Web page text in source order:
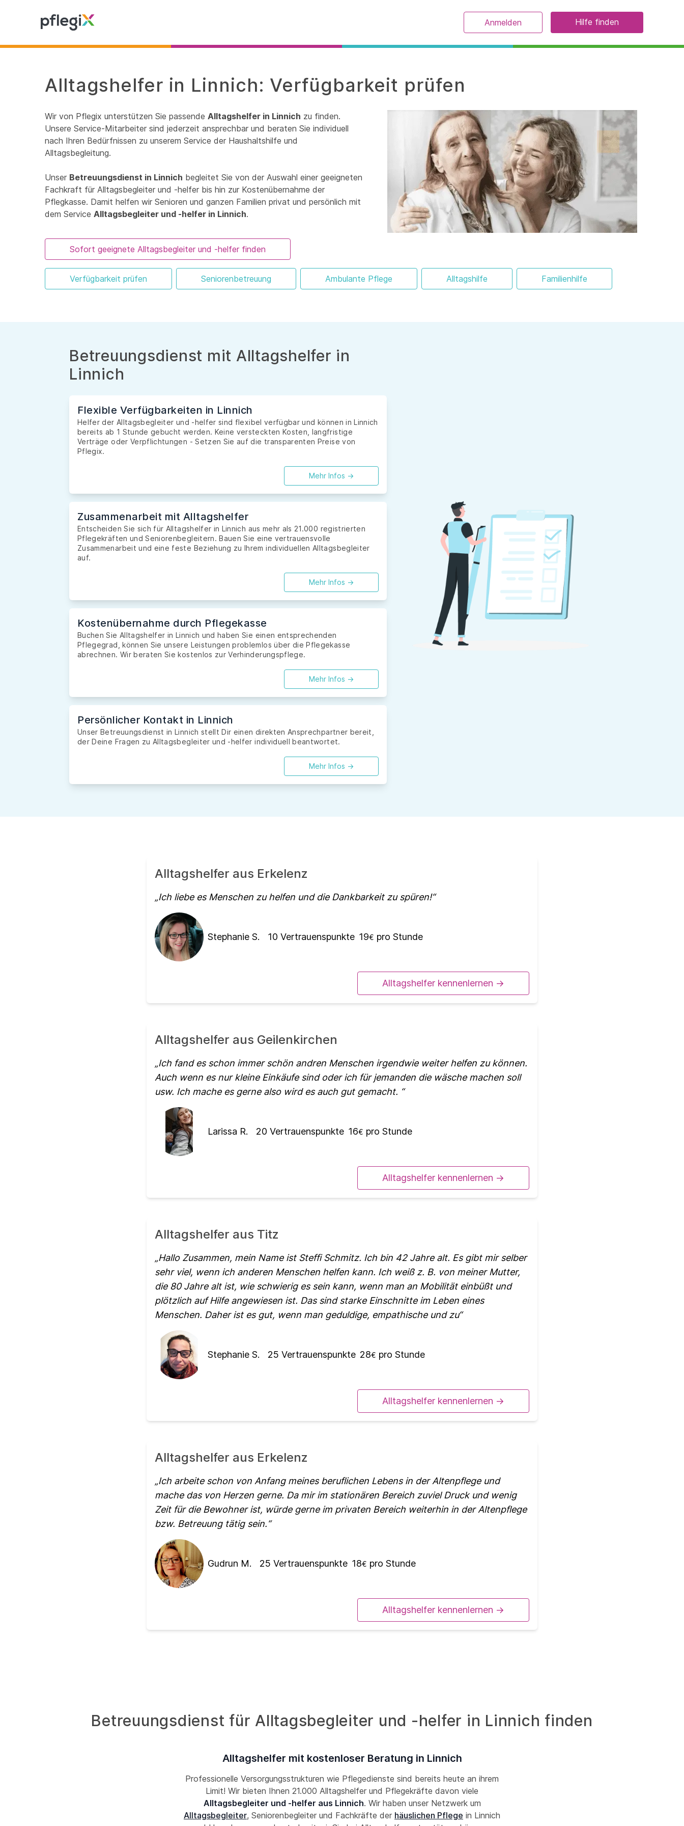
Anmelden Hilfe finden
Alltagshelfer in Linnich: Verfügbarkeit prüfen
Wir von Pflegix unterstützen Sie passende Alltagshelfer in Linnich zu finden.
Unsere Service-Mitarbeiter sind jederzeit ansprechbar und beraten Sie individuell
nach Ihren Bedürfnissen zu unserem Service der Haushaltshilfe und
Alltagsbegleitung.
Unser Betreuungsdienst in Linnich begleitet Sie von der Auswahl einer geeigneten
Fachkraft für Alltagsbegleiter und -helfer bis hin zur Kostenübernahme der
Pflegkasse. Damit helfen wir Senioren und ganzen Familien privat und persönlich mit
dem Service Alltagsbegleiter und -helfer in Linnich.
Sofort geeignete Alltagsbegleiter und -helfer finden
Verfügbarkeit prüfen Seniorenbetreuung Ambulante Pflege Alltagshilfe Familienhilfe
Betreuungsdienst mit Alltagshelfer in
Linnich
Flexible Verfügbarkeiten in Linnich
Helfer der Alltagsbegleiter und -helfer sind flexibel verfügbar und können in Linnich
bereits ab 1 Stunde gebucht werden. Keine versteckten Kosten, langfristige
Verträge oder Verpflichtungen - Setzen Sie auf die transparenten Preise von
Pflegix.
Mehr Infos ->
Zusammenarbeit mit Alltagshelfer
Entscheiden Sie sich für Alltagshelfer in Linnich aus mehr als 21.000 registrierten
Pflegekräften und Seniorenbegleitern. Bauen Sie eine vertrauensvolle
Zusammenarbeit und eine feste Beziehung zu Ihrem individuellen Alltagsbegleiter
auf.
Mehr Infos ->
Kostenübernahme durch Pflegekasse
Buchen Sie Alltagshelfer in Linnich und haben Sie einen entsprechenden
Pflegegrad, können Sie unsere Leistungen problemlos über die Pflegekasse
abrechnen. Wir beraten Sie kostenlos zur Verhinderungspflege.
Mehr Infos ->
Persönlicher Kontakt in Linnich
Unser Betreuungsdienst in Linnich stellt Dir einen direkten Ansprechpartner bereit,
der Deine Fragen zu Alltagsbegleiter und -helfer individuell beantwortet.
Mehr Infos ->
Alltagshelfer aus Erkelenz
Ich liebe es Menschen zu helfen und die Dankbarkeit zu spüren!
Stephanie S. 10 Vertrauenspunkte 19€ pro Stunde
Alltagshelfer kennenlernen ->
Alltagshelfer aus Geilenkirchen
Ich fand es schon immer schön andren Menschen irgendwie weiter helfen zu können.
Auch wenn es nur kleine Einkäufe sind oder ich für jemanden die wäsche machen soll
usw. Ich mache es gerne also wird es auch gut gemacht.
Larissa R. 20 Vertrauenspunkte 16€ pro Stunde
Alltagshelfer kennenlernen ->
Alltagshelfer aus Titz
Hallo Zusammen, mein Name ist Steffi Schmitz. Ich bin 42 Jahre alt. Es gibt mir selber
sehr viel, wenn ich anderen Menschen helfen kann. Ich weiß z. B. von meiner Mutter,
die 80 Jahre alt ist, wie schwierig es sein kann, wenn man an Mobilität einbüßt und
plötzlich auf Hilfe angewiesen ist. Das sind starke Einschnitte im Leben eines
Menschen. Daher ist es gut, wenn man geduldige, empathische und zu
Stephanie S. 25 Vertrauenspunkte 28€ pro Stunde
Alltagshelfer kennenlernen ->
Alltagshelfer aus Erkelenz
Ich arbeite schon von Anfang meines beruflichen Lebens in der Altenpflege und
mache das von Herzen gerne. Da mir im stationären Bereich zuviel Druck und wenig
Zeit für die Bewohner ist, würde gerne im privaten Bereich weiterhin in der Altenpflege
bzw. Betreuung tätig sein.
Gudrun M. 25 Vertrauenspunkte 18€ pro Stunde
Alltagshelfer kennenlernen ->
Betreuungsdienst für Alltagsbegleiter und -helfer in Linnich finden
Alltagshelfer mit kostenloser Beratung in Linnich
Professionelle Versorgungsstrukturen wie Pflegedienste sind bereits heute an ihrem
Limit! Wir bieten Ihnen 21.000 Alltagshelfer und Pflegekräfte davon viele
Alltagsbegleiter und -helfer aus Linnich. Wir haben unser Netzwerk um
Alltagsbegleiter, Seniorenbegleiter und Fachkräfte der häuslichen Pflege in Linnich